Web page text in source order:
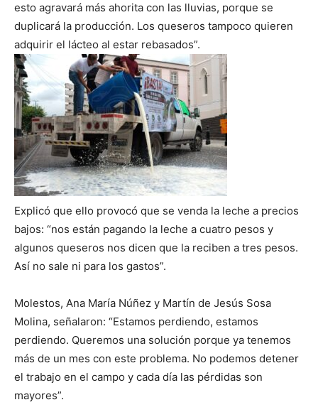
esto agravará más ahorita con las lluvias, porque se
duplicará la producción. Los queseros tampoco quieren
adquirir el lácteo al estar rebasados”.
Explicó que ello provocó que se venda la leche a precios
bajos: “nos están pagando la leche a cuatro pesos y
algunos queseros nos dicen que la reciben a tres pesos.
Así no sale ni para los gastos”.
Molestos, Ana María Núñez y Martín de Jesús Sosa
Molina, señalaron: “Estamos perdiendo, estamos
perdiendo. Queremos una solución porque ya tenemos
más de un mes con este problema. No podemos detener
el trabajo en el campo y cada día las pérdidas son
mayores”.